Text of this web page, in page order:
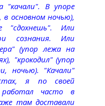
"качали". В упоре
в основном ночью),
"сдохнешь". Или
сознания. Или
(упор лежа на
"крокодил" (упор
ночью). "Качали"
я по своей
работал часто в
там доставали